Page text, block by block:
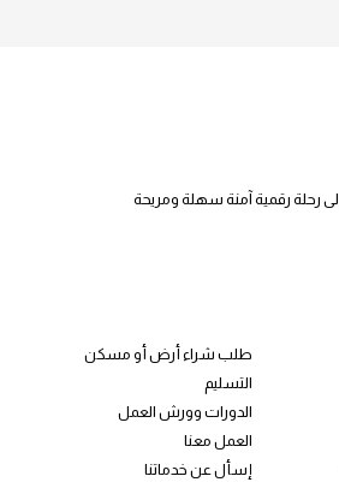
رحلة رقمية آمنة سهلة ومريحة
طلب شراء أرض أو مسكن
التسليم
الدورات وورش العمل
العمل معنا
إسأل عن خدماتنا